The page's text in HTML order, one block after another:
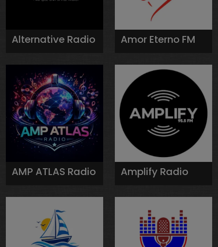
Alternative Radio Amor Eterno FM
AMP ATLAS Radio Amplify Radio